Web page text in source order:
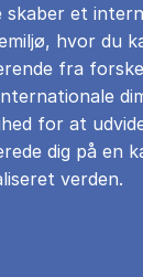
skaber et
hvor du
fra
for at
dig på en
verden.